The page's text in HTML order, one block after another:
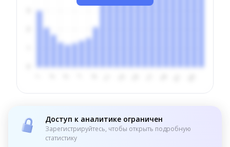
Доступ к аналитике ограничен
Зарегистрируйтесь, чтобы открыть подробную
статистику